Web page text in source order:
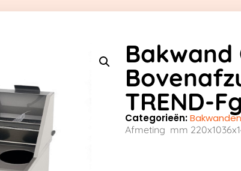
Bakwand
TREND-
Categorieën:Bakwanden
Afmeting mm